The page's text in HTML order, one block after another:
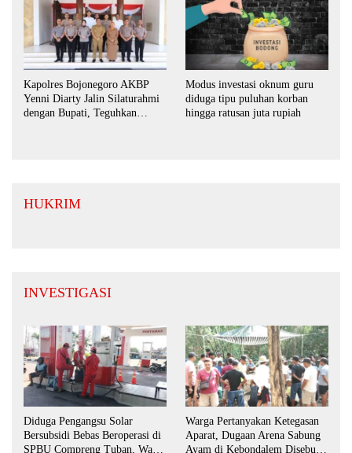
Kapolres Bojonegoro AKBP
Yenni Diarty Jalin Silaturahmi
dengan Bupati, Teguhkan
Modus investasi oknum guru
diduga tipu puluhan korban
hingga ratusan juta rupiah
HUKRIM
INVESTIGASI
Diduga Pengangsu Solar
Bersubsidi Bebas Beroperasi di
SPBU Compreng Tuban, Warga
Warga Pertanyakan Ketegasan
Aparat, Dugaan Arena Sabung
Ayam di Kebondalem Disebut